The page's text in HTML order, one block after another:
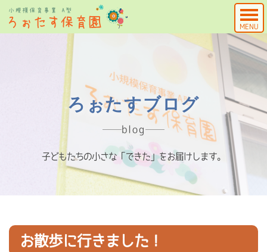
MENU
ろぉたすブログ
blog
子どもたちの小さな「できた」をお届けします。
お散歩に行きました！